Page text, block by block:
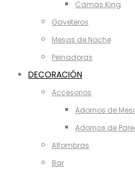
Camas King
Gaveteros
Mesas de Noche
Peinadoras
DECORACIÓN
Accesorios
Adornos de
Adornos de
Alfombras
Bar